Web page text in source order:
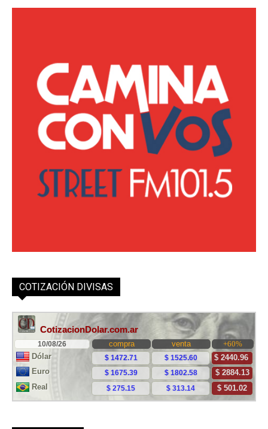
COTIZACIÓN DIVISAS